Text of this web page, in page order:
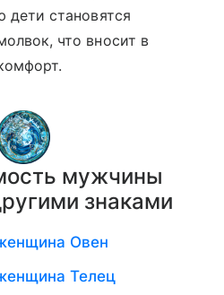
дети становятся
что вносит в
мужчины
знаками
Овен
Телец